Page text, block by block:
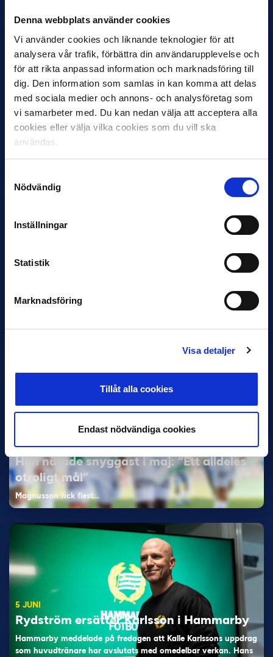
Denna webbplats använder cookies
Vi använder cookies och liknande teknologier för att
analysera vår trafik, förbättra din användarupplevelse och
för att rikta anpassad information och marknadsföring till
dig. Den information som samlas in kan komma att delas
med sociala medier och annons- och analysföretag som
vi samarbeter med. Du kan nedan välja att acceptera alla
cookies eller välja vilka cookies som du vill ska
användas.
Nödvändig
Inställningar
Statistik
Marknadsföring
Visa detaljer
Tillåt alla cookies
Endast nödvändiga cookies
12 JUNI
Favorit i repris för Sirius i maj
Samma vinnare som i…
VM-spelare med förflutet i Allsvenskan
Bosnien & Hercegovina Armin Gigovic — Helsingborgs IF
Elfenbenskusten…
11 JUNI
Han nätade snyggast i maj: “Ett alldeles
otroligt mål”
Magnusson fick flest…
5 JUNI
Rydström ersätter Karlsson i Hammarby
Hammarby meddelade på fredagen att Kalle Karlssons uppdrag
som huvudtränare har avslutats med omedelbar verkan. Hans